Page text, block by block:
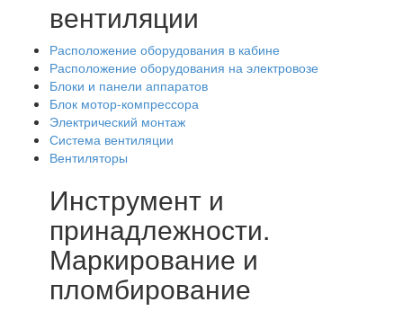
вентиляции
Расположение оборудования в кабине
Расположение оборудования на электровозе
Блоки и панели аппаратов
Блок мотор-компрессора
Электрический монтаж
Система вентиляции
Вентиляторы
Инструмент и
принадлежности.
Маркирование и
пломбирование